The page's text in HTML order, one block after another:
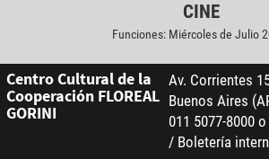
CINE
Funciones: Miércoles de Julio
Centro Cultural de la
Cooperación FLOREAL
GORINI
Av. Corrientes
Buenos Aires
011 5077-8000
/ Boletería